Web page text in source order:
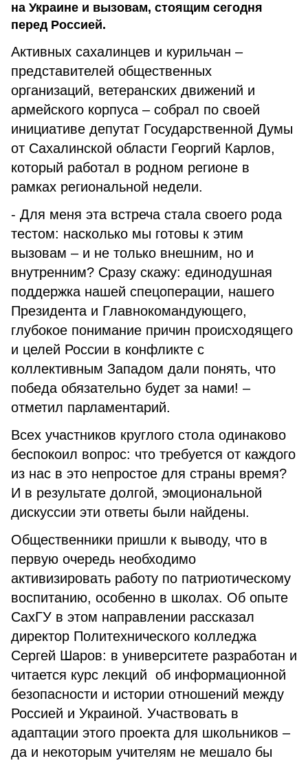
на Украине и вызовам, стоящим сегодня
перед Россией.
Активных сахалинцев и курильчан –
представителей общественных
организаций, ветеранских движений и
армейского корпуса – собрал по своей
инициативе депутат Государственной Думы
от Сахалинской области Георгий Карлов,
который работал в родном регионе в
рамках региональной недели.
- Для меня эта встреча стала своего рода
тестом: насколько мы готовы к этим
вызовам – и не только внешним, но и
внутренним? Сразу скажу: единодушная
поддержка нашей спецоперации, нашего
Президента и Главнокомандующего,
глубокое понимание причин происходящего
и целей России в конфликте с
коллективным Западом дали понять, что
победа обязательно будет за нами! –
отметил парламентарий.
Всех участников круглого стола одинаково
беспокоил вопрос: что требуется от каждого
из нас в это непростое для страны время?
И в результате долгой, эмоциональной
дискуссии эти ответы были найдены.
Общественники пришли к выводу, что в
первую очередь необходимо
активизировать работу по патриотическому
воспитанию, особенно в школах. Об опыте
СахГУ в этом направлении рассказал
директор Политехнического колледжа
Сергей Шаров: в университете разработан и
читается курс лекций об информационной
безопасности и истории отношений между
Россией и Украиной. Участвовать в
адаптации этого проекта для школьников –
да и некоторым учителям не мешало бы